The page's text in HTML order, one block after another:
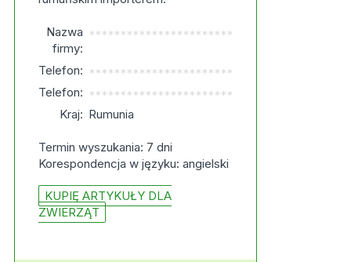
Nazwa
firmy:
***********************
Telefon: ***********************
Telefon: ***********************
Kraj: Rumunia
Termin wyszukania: 7 dni
Korespondencja w języku: angielski
KUPIĘ ARTYKUŁY DLA
ZWIERZĄT